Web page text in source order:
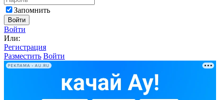
Запомнить
Войти
Войти
Или:
Регистрация
Разместить Войти
РЕКЛАМА • AU.RU